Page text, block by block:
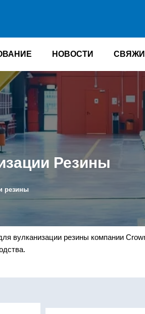
НОВОСТИ
Резины
резины
вулканизации резины компании